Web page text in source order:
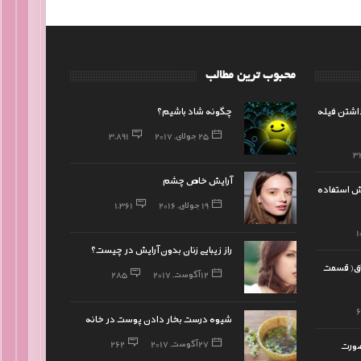
محبوب ترین مطالب
چگونه شاد باشیم؟
25 جولای, 2017 3,891
آرایش خاص چشم
19 جولای, 2016 1,361
راز زیبایی زنان بدون آرایش در چیست؟
12 آگوست, 2017 285
شیوه درست بخار دادن پوست در خانه
27 آگوست, 2017 262
فیله
استفاده
قسمت